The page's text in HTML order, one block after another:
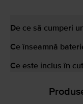
De ce să cumperi
Ce înseamnă
Ce este inclus în